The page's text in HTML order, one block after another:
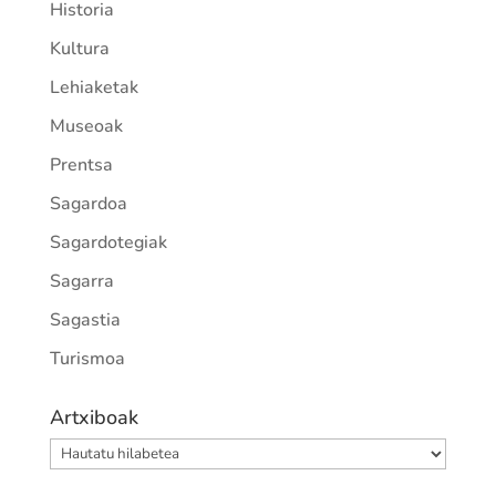
Historia
Kultura
Lehiaketak
Museoak
Prentsa
Sagardoa
Sagardotegiak
Sagarra
Sagastia
Turismoa
Artxiboak
Artxiboak